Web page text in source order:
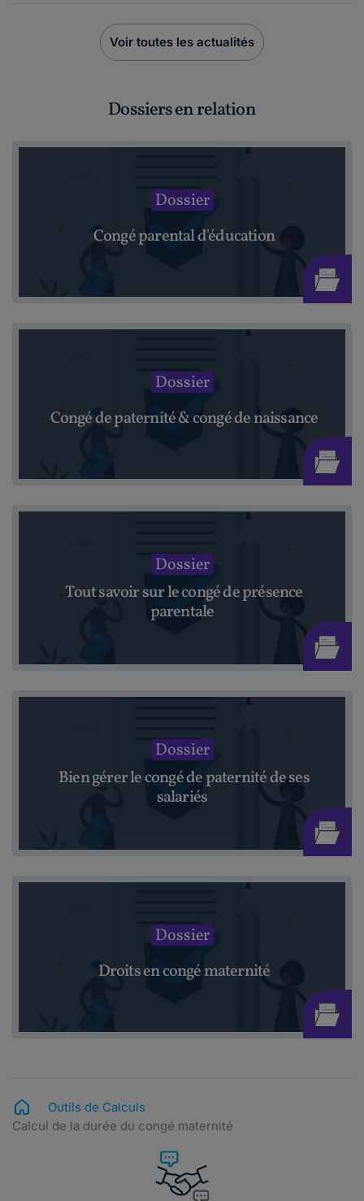
Voir toutes les actualités
Dossiers en relation
Dossier
Congé parental d'éducation
Dossier
Congé de paternité & congé de naissance
Dossier
Tout savoir sur le congé de présence
parentale
Dossier
Bien gérer le congé de paternité de ses
salariés
Dossier
Droits en congé maternité
Outils de Calculs
Calcul de la durée du congé maternité